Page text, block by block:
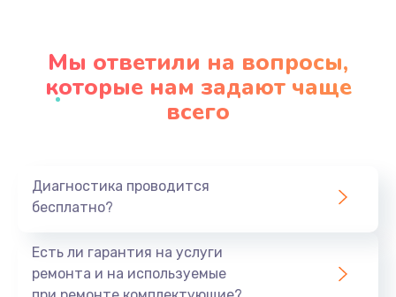
1400 руб.
Заказать
Заказать
600 руб.
Заказать
Мы ответили на вопросы,
которые нам задают чаще
всего
Диагностика проводится
бесплатно?
Есть ли гарантия на услуги
ремонта и на используемые